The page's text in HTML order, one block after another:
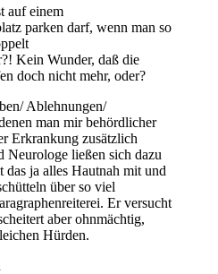
auf einem
parken darf, wenn man so
Kein Wunder, daß die
doch nicht mehr, oder?
Ablehnungen/
man mir behördlicher
Erkrankung zusätzlich
Neurologe ließen sich dazu
ja alles Hautnah mit und
über so viel
Er versucht
aber ohnmächtig,
Hürden.